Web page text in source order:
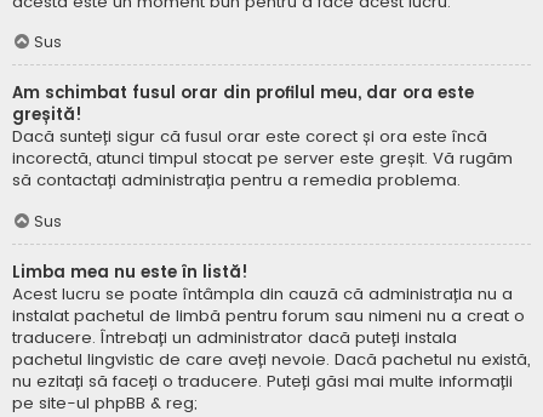
Sus
Am schimbat fusul orar din profilul meu, dar ora este
greșită!
Dacă sunteți sigur că fusul orar este corect și ora este încă
incorectă, atunci timpul stocat pe server este greșit. Vă rugăm
să contactați administrația pentru a remedia problema.
Sus
Limba mea nu este în listă!
Acest lucru se poate întâmpla din cauză că administrația nu a
instalat pachetul de limbă pentru forum sau nimeni nu a creat o
traducere. Întrebați un administrator dacă puteți instala
pachetul lingvistic de care aveți nevoie. Dacă pachetul nu există,
nu ezitați să faceți o traducere. Puteți găsi mai multe informații
pe site-ul phpBB & reg;